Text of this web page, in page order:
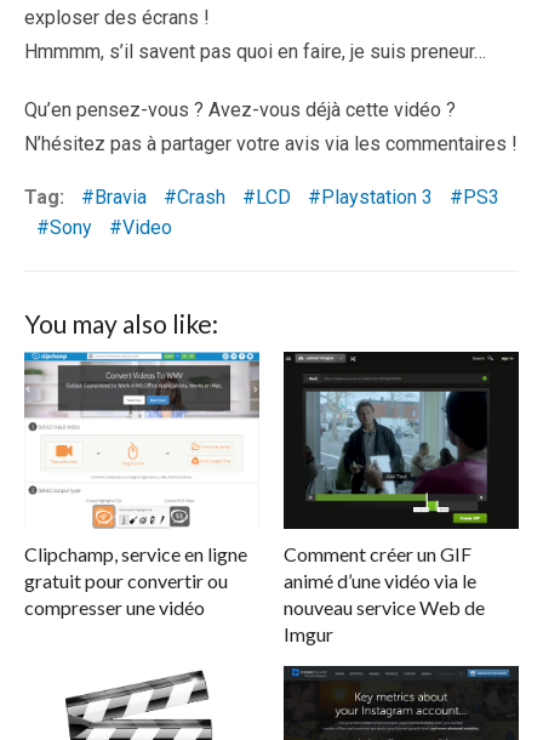
exploser des écrans !
Hmmmm, s’il savent pas quoi en faire, je suis preneur…
Qu’en pensez-vous ? Avez-vous déjà cette vidéo ?
N’hésitez pas à partager votre avis via les commentaires !
Tag: Bravia Crash LCD Playstation 3
PS3
Sony
Video
You may also like:
Clipchamp, service en ligne
gratuit pour convertir ou
compresser une vidéo
Comment créer un GIF
animé d’une vidéo via le
nouveau service Web de
Imgur